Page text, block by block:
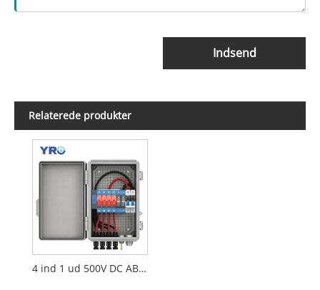
Indsend
Relaterede produkter
4 ind 1 ud 500V DC ABS distributionsboks